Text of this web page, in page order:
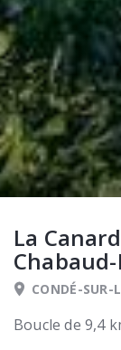
La
CONDÉ-SUR-
Boucle de 9,4